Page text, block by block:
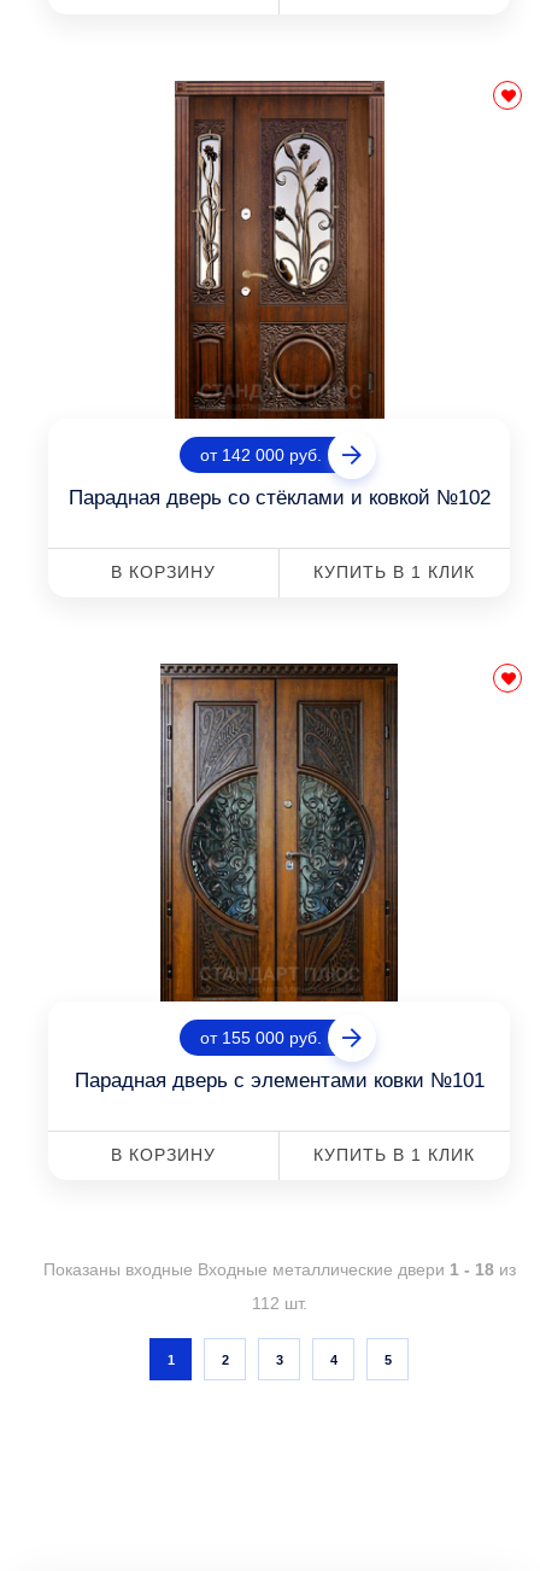
от 142 000 руб.
Парадная дверь со стёклами и ковкой №102
В КОРЗИНУ КУПИТЬ В 1 КЛИК
от 155 000 руб.
Парадная дверь с элементами ковки №101
В КОРЗИНУ КУПИТЬ В 1 КЛИК
Показаны входные Входные металлические двери 1 - 18из
112 шт.
1 2 3 4 5